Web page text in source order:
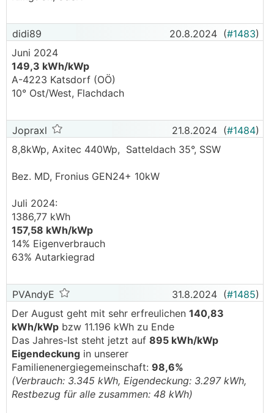
didi89 20.8.2024 (#1483)
Juni 2024
149,3 kWh/kWp
A-4223 Katsdorf (OÖ)
10° Ost/West, Flachdach
Jopraxl 21.8.2024 (#1484)
8,8kWp, Axitec 440Wp, Satteldach 35°, SSW
Bez. MD, Fronius GEN24+ 10kW
Juli 2024:
1386,77 kWh
157,58 kWh/kWp
14% Eigenverbrauch
63% Autarkiegrad
PVAndyE 31.8.2024 (#1485)
Der August geht mit sehr erfreulichen 140,83
kWh/kWp bzw 11.196 kWh zu Ende
Das Jahres-Ist steht jetzt auf 895 kWh/kWp
Eigendeckung in unserer
Familienenergiegemeinschaft: 98,6%
(Verbrauch: 3.345 kWh, Eigendeckung: 3.297 kWh,
Restbezug für alle zusammen: 48 kWh)